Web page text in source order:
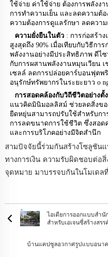
ใช้จ่าย ค่าใช้จ่าย ต้องการพลังง
การทำความเย็น และลดความต้
ความต้องการดูแลรักษา ลดควา
ความยั่งยืนในตัว : การก่อสร้า
สูงสุดถึง 90% เมื่อเทียบกับวิธีกา
พลังงานอย่างมีประสิทธิภาพ ดีไ
กับการผสานพลังงานหมุนเวียน
เซลล์ ลดการปล่อยคาร์บอนฟุต
อนุรักษ์ทรัพยากรในระยะยาว o
การสอดคล้องกับวิถีชีวิตอย่างตั้
แนวคิดมินิมอลลิสม์ ช่วยลดสิ่งข
ยืดหยุ่นสามารถปรับใช้สำหรับกา
การลดขนาดการใช้ชีวิต ซึ่งสอด
และการบริโภคอย่างมีจิตสำนึก
สามปัจจัยนี้ร่วมกันสร้างโซลูชัน
ทางการเงิน ความรับผิดชอบต่อ
จุดหมาย มาบรรจบกันในโมเดล
ไอเดียการออกแบบสำนั
สำหรับเอเจนซี่สร้างสรร
บ้านแคปซูลอวกาศรูปแบบอนา